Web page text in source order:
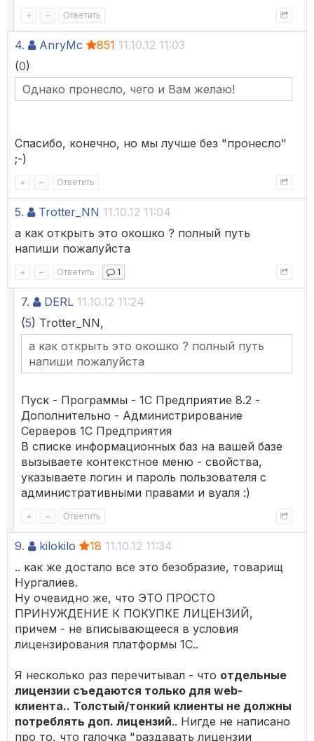
+ – Ответить
4. AnryMc 851 11.10.12 11:03
(0)
Однако пронесло, чего и Вам желаю!
Спасибо, конечно, но мы лучше без "пронесло"
;-)
+ – Ответить
5. Trotter_NN 11.10.12 11:04
а как открыть это окошко ? полный путь
напиши пожалуйста
+ – Ответить 1
7. DERL 11.10.12 11:24
(5) Trotter_NN,
а как открыть это окошко ? полный путь
напиши пожалуйста
Пуск - Программы - 1С Предприятие 8.2 -
Дополнительно - Администрирование
Серверов 1С Предприятия
В списке информационных баз на вашей базе
вызываете контекстное меню - свойства,
указываете логин и пароль пользователя с
административными правами и вуаля :)
+ – Ответить
9. kilokilo 18 11.10.12 11:34
.. как же достало все это безобразие, товарищ
Нургалиев.
Ну очевидно же, что ЭТО ПРОСТО
ПРИНУЖДЕНИЕ К ПОКУПКЕ ЛИЦЕНЗИЙ,
причем - не вписывающееся в условия
лицензирования платформы 1С..
Я несколько раз перечитывал - что отдельные
лицензии съедаются только для web-
клиента.. Толстый/тонкий клиенты не должны
потреблять доп. лицензий.. Нигде не написано
про то, что галочка "раздавать лицензии